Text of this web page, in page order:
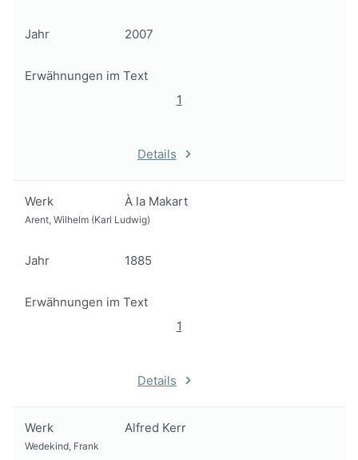
Jahr 2007
Erwähnungen im Text
1
Details
Werk À la Makart
Arent, Wilhelm (Karl Ludwig)
Jahr 1885
Erwähnungen im Text
1
Details
Werk Alfred Kerr
Wedekind, Frank